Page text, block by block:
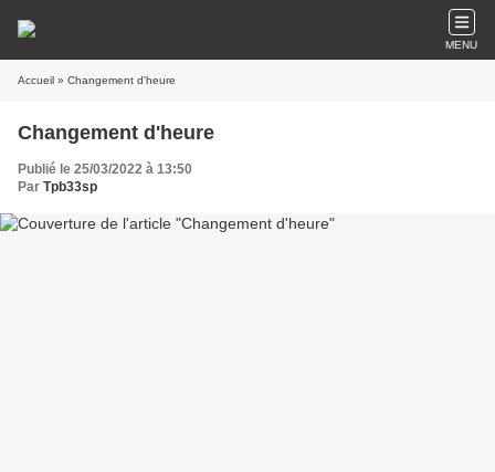
MENU
Accueil » Changement d'heure
Changement d'heure
Publié le 25/03/2022 à 13:50
Par Tpb33sp